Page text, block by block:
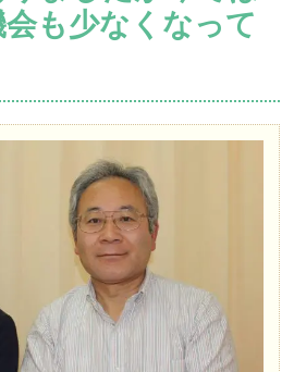
も少なくなって